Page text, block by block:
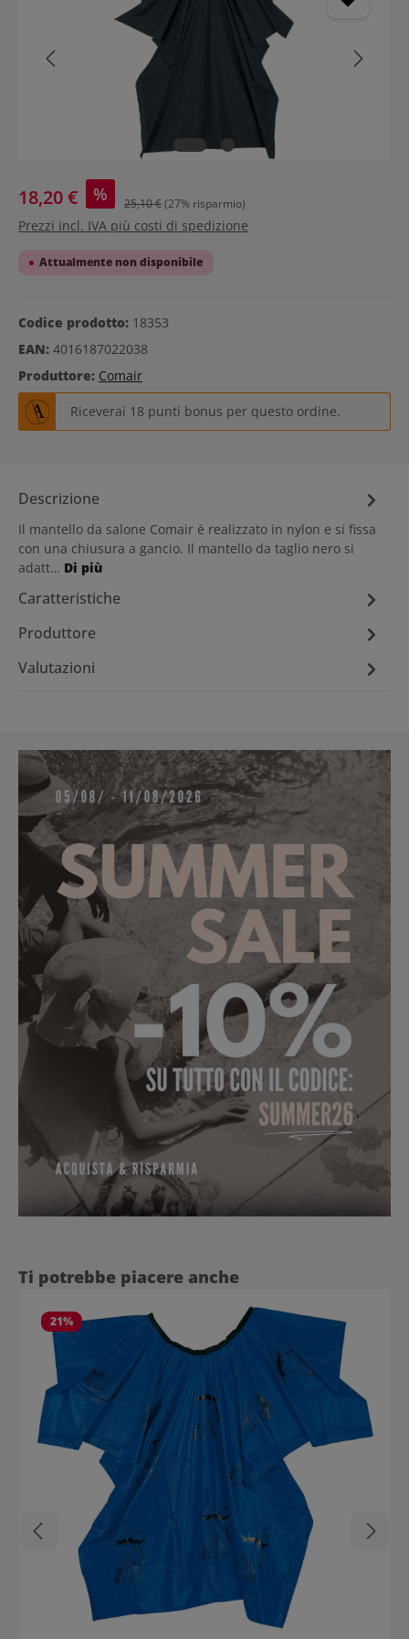
18,20 € % 25,10 €(27% risparmio)
Prezzi incl. IVA più costi di spedizione
Attualmente non disponibile
Codice prodotto: 18353
EAN: 4016187022038
Produttore: Comair
Riceverai 18 punti bonus per questo ordine.
Descrizione
Il mantello da salone Comair è realizzato in nylon e si fissa
con una chiusura a gancio. Il mantello da taglio nero si
adatt… Di più
Caratteristiche
Produttore
Valutazioni
Salta la galleria dei prodotti
Ti potrebbe piacere anche
21%